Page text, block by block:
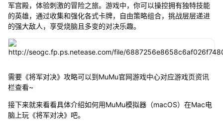
军宫殿，体验刺激的冒险之旅。游戏中，你可以操控拥有独特技能
的英雄，通过收集和强化各式卡牌，自由策略组合，挑战层层递进
的强大敌人，享受烧脑且多变的对决乐趣。
需要《将军对决》攻略可以到MuMu官网游戏中心对应游戏页资讯
栏查看~
接下来就来看看具体介绍如何用MuMu模拟器（macOS）在Mac电
脑上玩《将军对决》吧。